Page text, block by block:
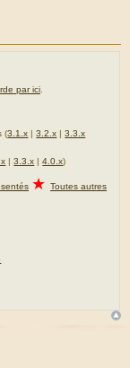
par ici
(3.1.x |3.2.x |3.3.x
|3.3.x |4.0.x)
★ Toutes autres